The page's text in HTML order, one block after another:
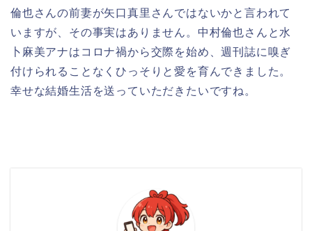
倫也さんの前妻が矢口真里さんではないかと言われて
いますが、その事実はありません。中村倫也さんと水
卜麻美アナはコロナ禍から交際を始め、週刊誌に嗅ぎ
付けられることなくひっそりと愛を育んできました。
幸せな結婚生活を送っていただきたいですね。